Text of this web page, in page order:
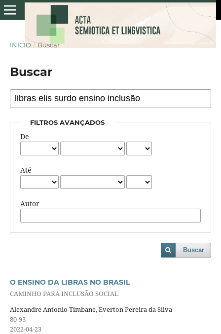
INÍCIO / Buscar
Buscar
FILTROS AVANÇADOS
De
Até
Autor
Buscar
O ENSINO DA LIBRAS NO BRASIL
CAMINHO PARA INCLUSÃO SOCIAL
Alexandre Antonio Timbane, Everton Pereira da Silva
80-93
2022-04-23